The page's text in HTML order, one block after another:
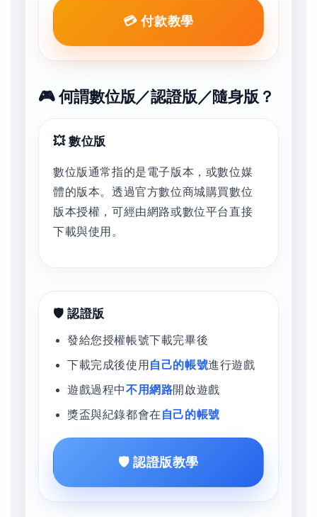
💳 付款教學
🎮 何謂數位版／認證版／隨身版？
💥 數位版
數位版通常指的是電子版本，或數位媒
體的版本。透過官方數位商城購買數位
版本授權，可經由網路或數位平台直接
下載與使用。
🛡️ 認證版
發給您授權帳號下載完畢後
下載完成後使用 自己的帳號進行遊戲
遊戲過程中不用網路開啟遊戲
獎盃與紀錄都會在 自己的帳號
🛡️ 認證版教學